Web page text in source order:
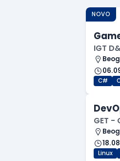
NOVO
IGT
C#
GET -
Linux